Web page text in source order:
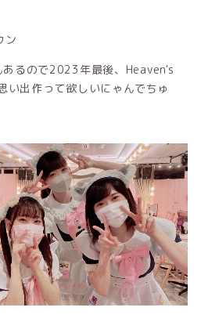
ン
あるので2023年最後、Heaven's
い出作って欲しいにゃんでちゅ